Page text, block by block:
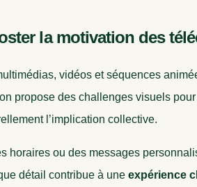
la motivation des
vidéos et séquences
propose des challenges visuels
l’implication collective.
horaires ou des messages
détail contribue à une expérience